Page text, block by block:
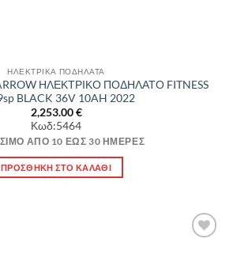
ΗΛΕΚΤΡΙΚΑ ΠΟΔΗΛΑΤΑ
ΗΛΕΚΤΡΙΚΟ ΠΟΔΗΛΑΤΟ FITNESS
BLACK 36V 10AH 2022
2,253.00€
Κωδ:5464
ΑΠΌ 10 ΈΩΣ 30 ΗΜΈΡΕΣ
ΠΡΟΣΘΉΚΗ ΣΤΟ ΚΑΛΆΘΙ